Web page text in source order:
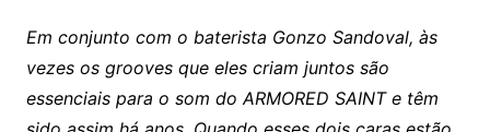
Em conjunto com o baterista Gonzo Sandoval, às
vezes os grooves que eles criam juntos são
essenciais para o som do ARMORED SAINT e têm